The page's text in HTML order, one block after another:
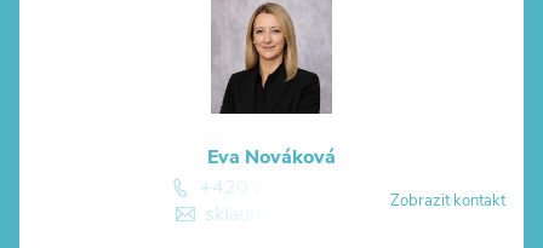
Eva Nováková
+420 774 881 774
skladuj@skladuj.cz
Zobrazit kontakt